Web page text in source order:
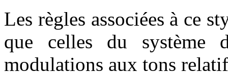
Les règles associées à ce
que celles du
modulations aux tons